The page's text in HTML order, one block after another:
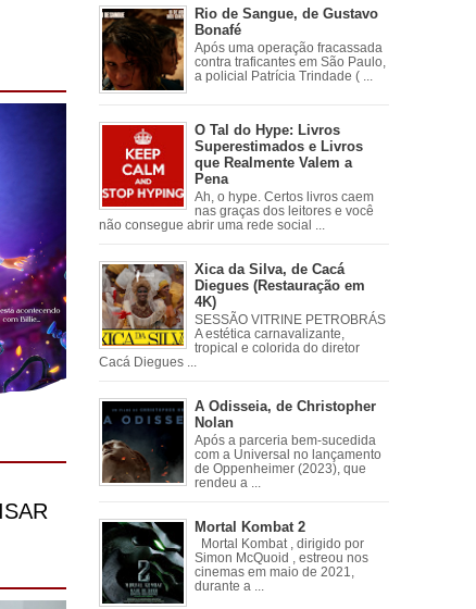
Rio de Sangue, de Gustavo
Bonafé
Após uma operação fracassada
contra traficantes em São Paulo,
a policial Patrícia Trindade ( ...
O Tal do Hype: Livros
Superestimados e Livros
que Realmente Valem a
Pena
Ah, o hype. Certos livros caem
nas graças dos leitores e você
não consegue abrir uma rede social ...
Xica da Silva, de Cacá
Diegues (Restauração em
4K)
SESSÃO VITRINE PETROBRÁS
A estética carnavalizante,
tropical e colorida do diretor
Cacá Diegues ...
A Odisseia, de Christopher
Nolan
Após a parceria bem-sucedida
com a Universal no lançamento
de Oppenheimer (2023), que
rendeu a ...
Mortal Kombat 2
Mortal Kombat , dirigido por
Simon McQuoid , estreou nos
cinemas em maio de 2021,
durante a ...